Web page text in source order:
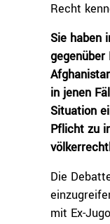
Recht
Sie haben
gegenüber
in jenen
Situation
Pflicht zu
Die
mit Ex-